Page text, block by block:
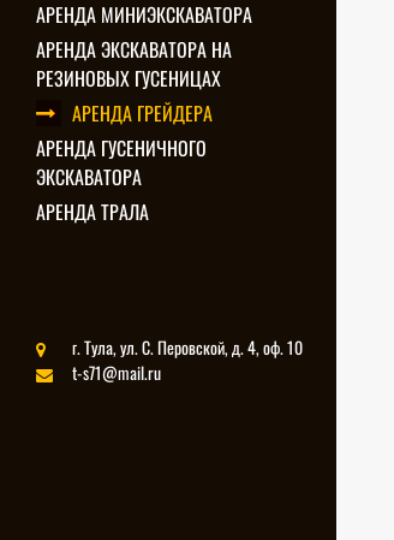
АРЕНДА МИНИЭКСКАВАТОРА
АРЕНДА ЭКСКАВАТОРА НА
РЕЗИНОВЫХ ГУСЕНИЦАХ
АРЕНДА ГРЕЙДЕРА
АРЕНДА ГУСЕНИЧНОГО
ЭКСКАВАТОРА
АРЕНДА ТРАЛА
г. Тула, ул. С. Перовской, д. 4, оф. 10
t-s71@mail.ru